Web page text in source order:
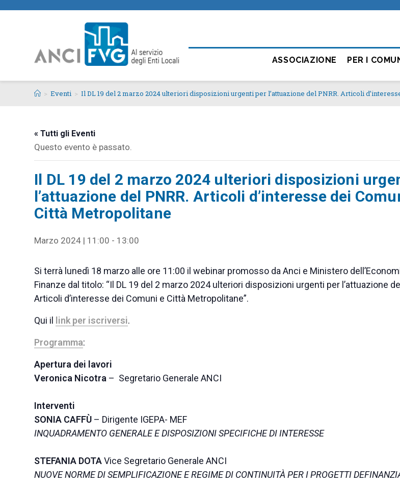
ASSOCIAZIONE PER I
> Eventi > Il DL 19 del 2 marzo 2024 ulteriori disposizioni urgenti per l’attuazione del PNRR. Articoli
« Tutti gli Eventi
Questo evento è passato.
Il DL 19 del 2 marzo 2024 ulteriori disposizioni
l’attuazione del PNRR. Articoli d’interesse dei
Città Metropolitane
Marzo 2024 | 11:00 - 13:00
Si terrà lunedì 18 marzo alle ore 11:00 il webinar promosso da Anci e Ministero
Finanze dal titolo: “Il DL 19 del 2 marzo 2024 ulteriori disposizioni urgenti per l’attuazione
Articoli d’interesse dei Comuni e Città Metropolitane”.
Qui il link per iscriversi.
Programma:
Apertura dei lavori
Veronica Nicotra – Segretario Generale ANCI
Interventi
SONIA CAFFÙ – Dirigente IGEPA- MEF
INQUADRAMENTO GENERALE E DISPOSIZIONI SPECIFICHE DI INTERESSE
STEFANIA DOTAVice Segretario Generale ANCI
NUOVE NORME DI SEMPLIFICAZIONE E REGIME DI CONTINUITÀ PER I PROGETTI